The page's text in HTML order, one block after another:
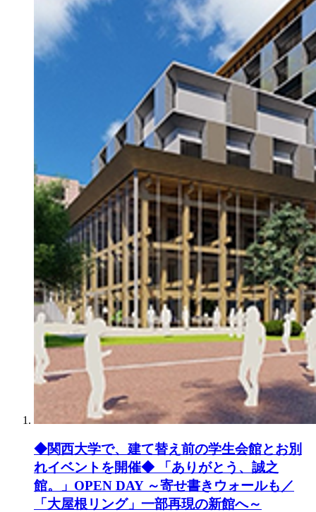
◆関西大学で、建て替え前の学生会館とお別
れイベントを開催◆ 「ありがとう、誠之
館。」OPEN DAY ～寄せ書きウォールも／
「大屋根リング」一部再現の新館へ～